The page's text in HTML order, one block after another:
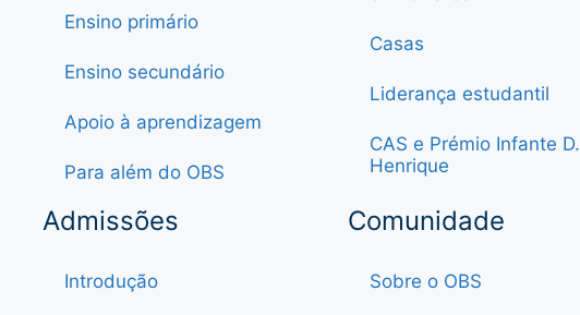
Ensino primário
Ensino secundário
Apoio à aprendizagem
Para além do OBS
Casas
Liderança estudantil
CAS e Prémio Infante D.
Henrique
Admissões
Introdução
Comunidade
Sobre o OBS